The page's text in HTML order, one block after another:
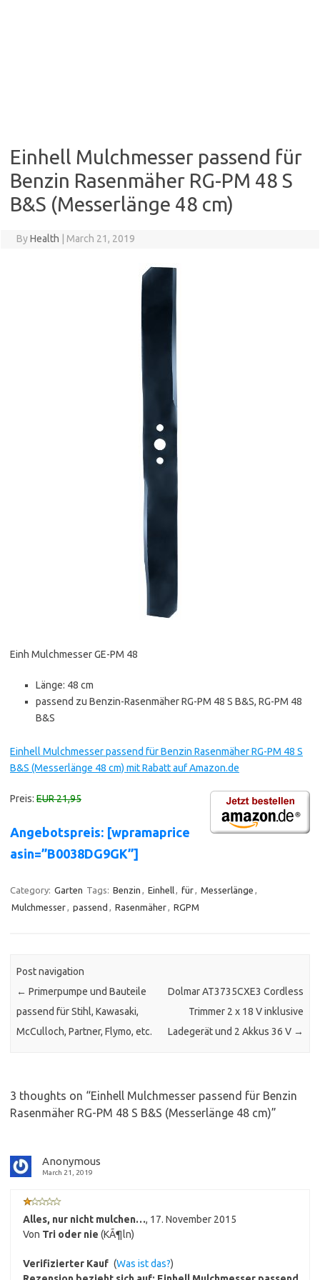
Einhell Mulchmesser passend für
Benzin Rasenmäher RG-PM 48 S
B&S (Messerlänge 48 cm)
ByHealth March 21, 2019
Einh Mulchmesser GE-PM 48
Länge: 48 cm
passend zu Benzin-Rasenmäher RG-PM 48 S B&S, RG-PM 48
B&S
Einhell Mulchmesser passend für Benzin Rasenmäher RG-PM 48 S
B&S (Messerlänge 48 cm) mit Rabatt auf Amazon.de
Preis: EUR 21,95
Angebotspreis: [wpramaprice
asin=”B0038DG9GK”]
Category: Garten Tags: Benzin , Einhell, für, Messerlänge ,
Mulchmesser, passend , Rasenmäher, RGPM
Post navigation
← Primerpumpe und Bauteile
passend für Stihl, Kawasaki,
McCulloch, Partner, Flymo, etc.
Dolmar AT3735CXE3 Cordless
Trimmer 2 x 18 V inklusive
Ladegerät und 2 Akkus 36 V →
3 thoughts on “Einhell Mulchmesser passend für Benzin
Rasenmäher RG-PM 48 S B&S (Messerlänge 48 cm)”
Anonymous
March 21, 2019
Alles, nur nicht mulchen…, 17. November 2015
Von Tri oder nie (KÃ¶ln)
Verifizierter Kauf (Was ist das?)